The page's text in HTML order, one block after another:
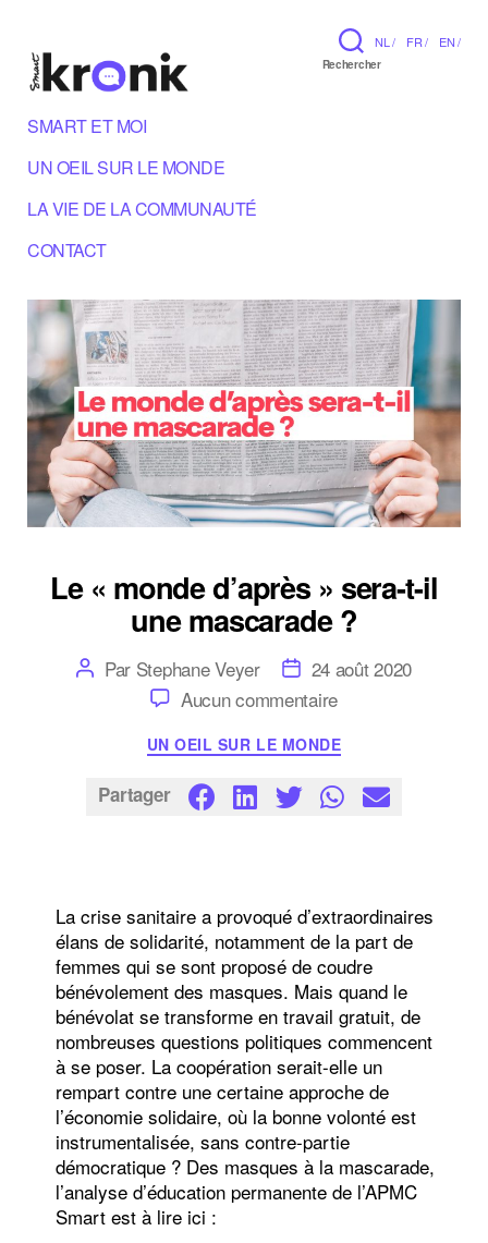
NL / FR / EN /
Rechercher
SMART ET MOI
UN OEIL SUR LE MONDE
LA VIE DE LA COMMUNAUTÉ
CONTACT
Le « monde d’après » sera-t-il
une mascarade ?
Auteur
de
Par Stephane Veyer Date
de
l’article
24 août 2020
Aucun commentairesur
« monde
d’après »
t-
il
Catégories
UN OEIL SUR LE MONDE
Partager
La crise sanitaire a provoqué d’extraordinaires
élans de solidarité, notamment de la part de
femmes qui se sont proposé de coudre
bénévolement des masques. Mais quand le
bénévolat se transforme en travail gratuit, de
nombreuses questions politiques commencent
à se poser. La coopération serait-elle un
rempart contre une certaine approche de
l’économie solidaire, où la bonne volonté est
instrumentalisée, sans contre-partie
démocratique ? Des masques à la mascarade,
l’analyse d’éducation permanente de l’APMC
Smart est à lire ici :